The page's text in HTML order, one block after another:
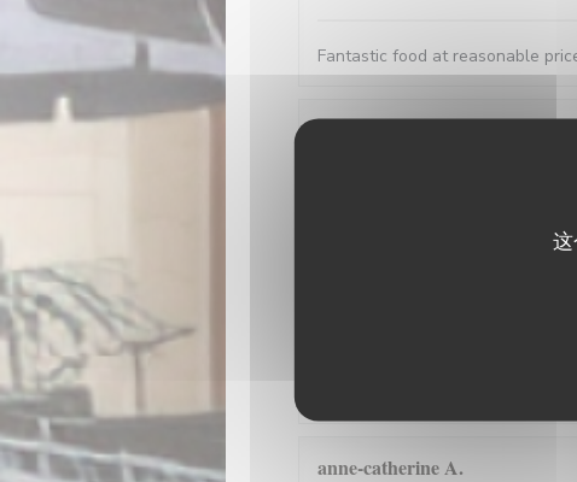
Fantastic food at reasonable
Toujours aussi délicieux. Des
souriant et attentionné, un
anne-catherineA